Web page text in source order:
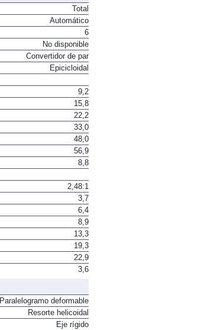
Total
Automático
6
No disponible
Convertidor de par
Epicicloidal
9,2
15,8
22,2
33,0
48,0
56,9
8,8
2,48:1
3,7
6,4
8,9
13,3
19,3
22,9
3,6
Paralelogramo deformable
Resorte helicoidal
Eje rígido